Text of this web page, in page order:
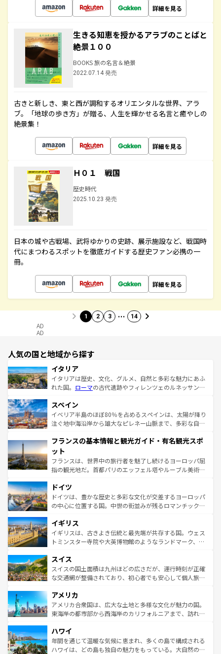
詳細を見る
生きる知恵を授かるアラブのことばと
絶景１００
BOOKS 旅の名言＆絶景
2022.07.14 発売
古きと新しき、東と西が調和するオリエンタルな世界、アラ
ブ。「地球の歩き方」が贈る、人生を輝かせる名言と癒やしの
絶景集！
詳細を見る
Ｈ０１ 戦国
歴史時代
2025.10.23 発売
日本の城や古戦場、武将ゆかりの史跡、展示施設など、戦国時
代にまつわるスポットを徹底ガイドする歴史ファン必携の一
冊。
詳細を見る
1 2 3 … 14
AD
AD
人気の国と地域から探す
イタリア
イタリアは歴史、文化、グルメ、自然と多彩な魅力にあふ
れた国。 ローマの古代遺跡やフィレンツェのルネッサンス
ろん、トスカーナの美しい田園風景やアマルフィ海岸の絶
景など、自然景観も見逃せない。観光の合間には、本場の
ピザやパスタなど、絶品のイタリア料理を堪能することも
ませてくれるイタリアで、忘れられない旅をしてみよう！
なお、新着のイタリア情報は
しい。
スペイン
イベリア半島のほぼ80％を占めるスペインは、太陽が降り
注ぐ地中海沿岸から雄大なピレネー山脈まで、多彩な自然
文化が根付くこの国では、情熱的なフラメンコ、熱気あふ
れる闘牛、そして美味しいタパスが生活の一部となってい
る。首都マドリードの洗練された雰囲気や、バルセロナの
アートに溢れた街角から、地方では古代ローマ遺跡や中世
せる。地方によって風土や気候が異なるスペインはその個
性で訪れる人を魅了する。 なお、新着のスペイン情報は コ
ンテンツ一覧を参照してほしい。
フランスの基本情報と観光ガイド・有名観光スポ
ット
フランスは、世界中の旅行者を魅了し続けるヨーロッパ屈
指の観光地だ。首都パリのエッフェル塔やルーブル美術館
で、幅広い魅力が詰まっている。華麗な宮殿、歴史的な大
聖堂、美しいビーチ、そして豊かな自然が、訪れる者を心
から魅了する。また、フランスは美食の国としても知ら
いる。シャンパンの発祥地であるランス、プロヴァンスの
香り高いラベンダー畑など、多彩な楽しみ方が可能だ。さ
らに、パリ以外の地域にも魅力が溢れており、どの街角に
れる地方に足を運ぶとそれぞれで全く異なる文化を体験で
きるだろう。 なお、新着のフランス情報はコンテンツ一覧
を参照してほしい。
ドイツ
ドイツは、豊かな歴史と多彩な文化が交差するヨーロッパ
の中心に位置する国。中世の街並みが残るロマンチック街
顔を持つこの国は、どこを歩いても飽きることがない。ベ
ルリンの文化的活気、バイエルン州のアルプスの絶景、そ
してライン川沿いのワイン畑といった風景は必見。ビール
は、お酒好きな人にはぜひ体験してほしい。 なお、新着の
ドイツ情報はコンテンツ一覧を参照してほしい。
イギリス
イギリスは、古きよき伝統と最先端が共存する国。ウェス
トミンスター寺院や大英博物館のようなランドマーク、歴
リアごとに異なる魅力がある。また、優雅なアフタヌーン
ティー、ビール好きにはたまらない英国パブ、サッカー観
戦など、本場だからこそできる体験も豊富。イギリスを旅
ンツ一覧を参照してほしい。
スイス
スイスの国土面積は九州ほどの広さだが、運行時刻が正確
な交通網が整備されており、初心者でも安心して個人旅行
の建物がそのまま残る町や、スイスならではのユニークな
博物館もあり、アルプス観光だけでなく町歩きも満喫する
ことができる。国民の所得が高いため物価も高いが、旅行
ば市内交通費無料で観光を楽しむこともできる。 なお、新
着のスイス情報はコンテンツ一覧 を参照してほしい。
アメリカ
アメリカ合衆国は、広大な土地と多様な文化が魅力の国。
東海岸の都市部から西海岸のカリフォルニアまで、訪れる
のような巨大都市は、観光、ショッピング、エンターテイ
ンメントが詰まった刺激的なスポットだ。一方、アメリカ
西部には大自然が広がり、グランドキャニオンやイエロー
ハワイ
年間を通じて温暖な気候に恵まれ、多くの島で構成される
ハワイは、どの島も独自の魅力をもっている。大自然の神